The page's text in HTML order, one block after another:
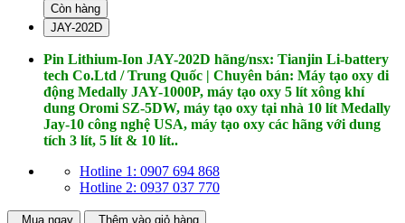
Còn hàng
JAY-202D
Pin Lithium-Ion JAY-202D hãng/nsx: Tianjin Li-battery
tech Co.Ltd / Trung Quốc | Chuyên bán: Máy tạo oxy di
động Medally JAY-1000P, máy tạo oxy 5 lít xông khí
dung Oromi SZ-5DW, máy tạo oxy tại nhà 10 lít Medally
Jay-10 công nghệ USA, máy tạo oxy các hãng với dung
tích 3 lít, 5 lít & 10 lít..
Hotline 1: 0907 694 868
Hotline 2: 0937 037 770
Mua ngay Thêm vào giỏ hàng